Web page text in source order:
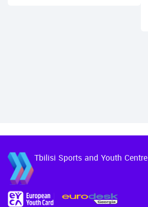
Tbilisi Sports and Youth Centre